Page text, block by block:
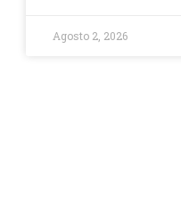
Agosto 2, 2026